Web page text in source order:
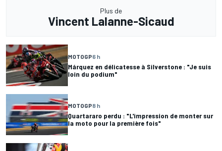
Plus de
Vincent Lalanne-Sicaud
MOTOGP6 h
Márquez en délicatesse à Silverstone : "Je suis
loin du podium"
MOTOGP8 h
Quartararo perdu : "L'impression de monter sur
la moto pour la première fois"